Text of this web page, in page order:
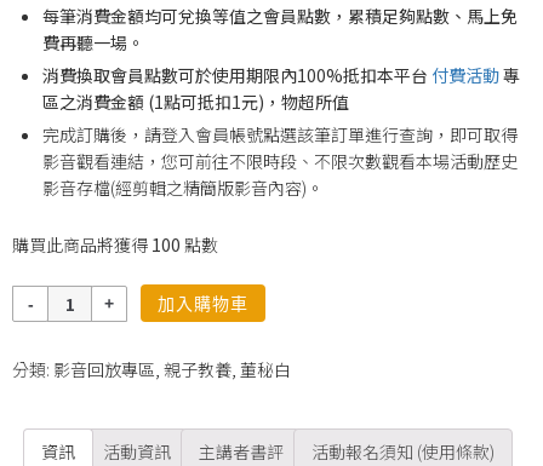
每筆消費金額均可兌換等值之會員點數，累積足夠點數、馬上免
費再聽一場。
消費換取會員點數可於使用期限內100%抵扣本平台 付費活動專
區之消費金額 (1點可抵扣1元)，物超所值
完成訂購後，請登入會員帳號點選該筆訂單進行查詢，即可取得
影音觀看連結，您可前往不限時段、不限次數觀看本場活動歷史
影音存檔(經剪輯之精簡版影音內容)。
購買此商品將獲得 100 點數
量
加入購物車
分類: 影音回放專區, 親子教養, 董秘白
資訊 活動資訊 主講者書評 活動報名須知 (使用條款)